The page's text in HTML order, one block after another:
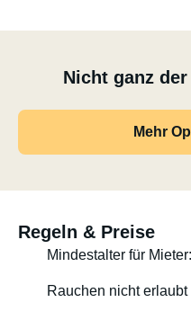
Nicht ganz
Mehr
Regeln & Preise
Mindestalter für
Rauchen nicht erlaubt